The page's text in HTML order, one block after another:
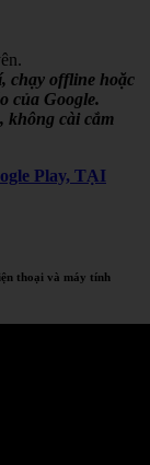
chạy offline hoặc
của Google.
không cài cắm
Play, TẠI
thoại và máy tính